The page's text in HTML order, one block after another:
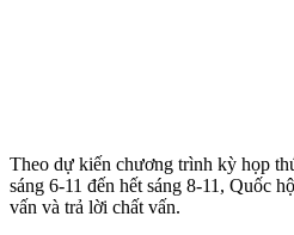
Theo dự kiến chương trình kỳ họp
sáng 6-11 đến hết sáng 8-11, Quốc
vấn và trả lời chất vấn.